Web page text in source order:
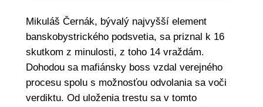
Mikuláš Černák, bývalý najvyšší element
banskobystrického podsvetia, sa priznal k 16
skutkom z minulosti, z toho 14 vraždám.
Dohodou sa mafiánsky boss vzdal verejného
procesu spolu s možnosťou odvolania sa voči
verdiktu. Od uloženia trestu sa v tomto